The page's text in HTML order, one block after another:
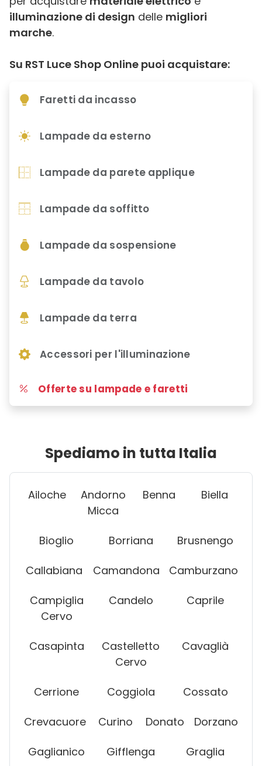
illuminazione di design delle migliori
marche.
Su RST Luce Shop Online puoi acquistare:
Faretti da incasso
Lampade da esterno
Lampade da parete applique
Lampade da soffitto
Lampade da sospensione
Lampade da tavolo
Lampade da terra
Accessori per l'illuminazione
Offerte su lampade e faretti
Spediamo in tutta Italia
Ailoche
Andorno
Micca
Benna Biella
Bioglio Borriana Brusnengo
Callabiana Camandona Camburzano
Campiglia
Cervo
Candelo Caprile
Casapinta
Castelletto
Cervo
Cavaglià
Cerrione Coggiola Cossato
Crevacuore Curino Donato Dorzano
Gaglianico Gifflenga Graglia